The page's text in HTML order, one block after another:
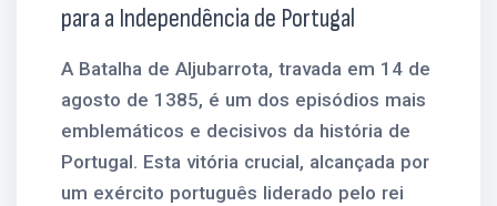
para a Independência de Portugal
A Batalha de Aljubarrota, travada em 14 de
agosto de 1385, é um dos episódios mais
emblemáticos e decisivos da história de
Portugal. Esta vitória crucial, alcançada por
um exército português liderado pelo rei